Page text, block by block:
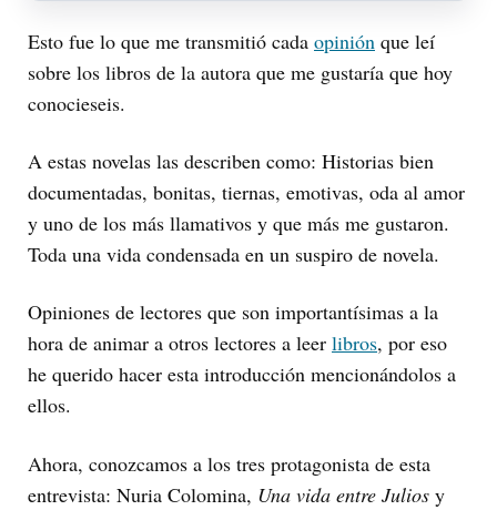
Esto fue lo que me transmitió cada opinión que leí
sobre los libros de la autora que me gustaría que hoy
conocieseis.
A estas novelas las describen como: Historias bien
documentadas, bonitas, tiernas, emotivas, oda al amor
y uno de los más llamativos y que más me gustaron.
Toda una vida condensada en un suspiro de novela.
Opiniones de lectores que son importantísimas a la
hora de animar a otros lectores a leer libros, por eso
he querido hacer esta introducción mencionándolos a
ellos.
Ahora, conozcamos a los tres protagonista de esta
entrevista: Nuria Colomina, Una vida entre Julios y